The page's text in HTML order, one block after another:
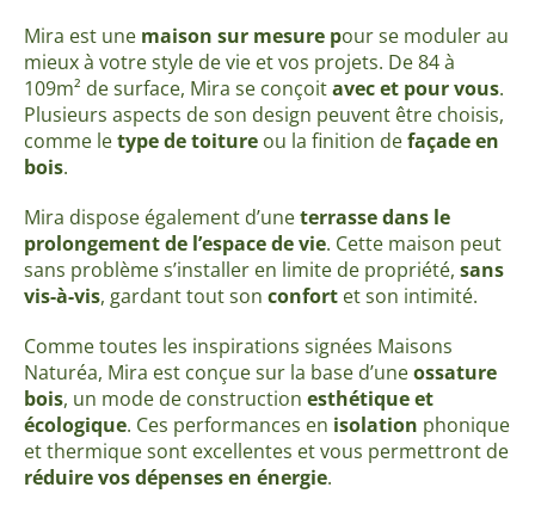
Mira est une maison sur mesure pour se moduler au
mieux à votre style de vie et vos projets. De 84 à
109m² de surface, Mira se conçoitavec et pour vous.
Plusieurs aspects de son design peuvent être choisis,
comme letype de toiture ou la finition defaçade en
bois.
Mira dispose également d’uneterrasse dans le
prolongement de l’espace de vie. Cette maison peut
sans problème s’installer en limite de propriété, sans
vis-à-vis, gardant tout son confort et son intimité.
Comme toutes les inspirations signées Maisons
Naturéa, Mira est conçue sur la base d’uneossature
bois, un mode de construction esthétique et
écologique. Ces performances en isolation phonique
et thermique sont excellentes et vous permettront de
réduire vos dépenses en énergie.